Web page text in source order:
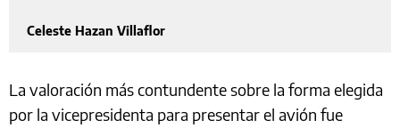
Celeste Hazan Villaflor
La valoración más contundente sobre la forma elegida
por la vicepresidenta para presentar el avión fue